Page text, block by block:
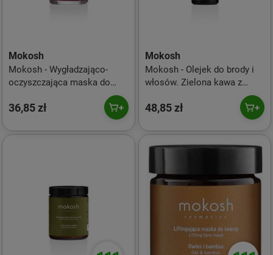
Mokosh
Mokosh - Wygładzająco-
oczyszczająca maska do
twarzy. Figa z węglem - 15 ml
36,85 zł
Mokosh
Mokosh - Olejek do brody i
włosów. Zielona kawa z
48,85 zł